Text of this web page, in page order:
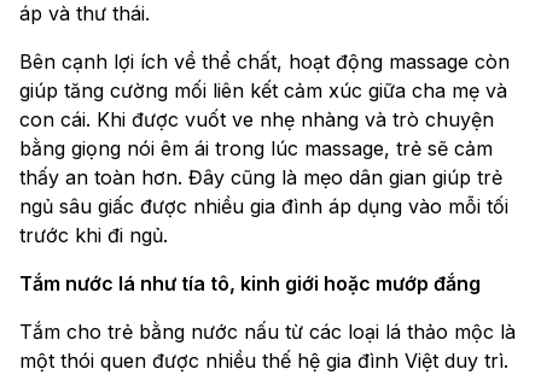
áp và thư thái.
Bên cạnh lợi ích về thể chất, hoạt động massage còn
giúp tăng cường mối liên kết cảm xúc giữa cha mẹ và
con cái. Khi được vuốt ve nhẹ nhàng và trò chuyện
bằng giọng nói êm ái trong lúc massage, trẻ sẽ cảm
thấy an toàn hơn. Đây cũng là mẹo dân gian giúp trẻ
ngủ sâu giấc được nhiều gia đình áp dụng vào mỗi tối
trước khi đi ngủ.
Tắm nước lá như tía tô, kinh giới hoặc mướp đắng
Tắm cho trẻ bằng nước nấu từ các loại lá thảo mộc là
một thói quen được nhiều thế hệ gia đình Việt duy trì.